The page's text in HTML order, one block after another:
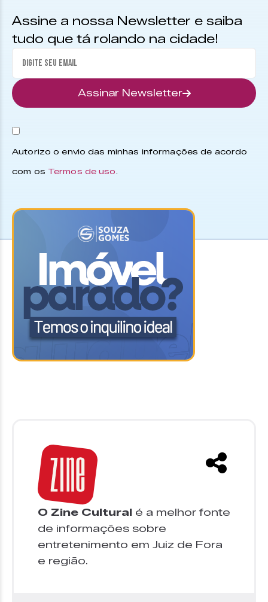
Assine a nossa Newsletter e saiba
tudo que tá rolando na cidade!
Assinar Newsletter
Autorizo o envio das minhas informações de acordo
com os Termos de uso.
O Zine Cultural é a melhor fonte
de informações sobre
entretenimento em Juiz de Fora
e região.